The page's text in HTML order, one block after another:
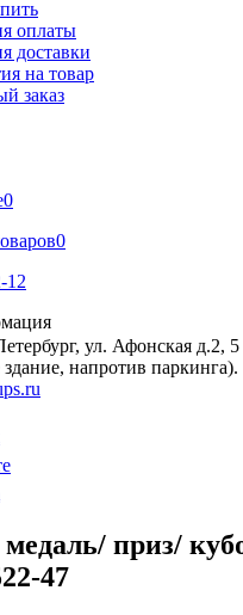
оплаты
доставки
на товар
заказ
0
0
12
ул. Афонская д.2,
напротив паркинга).
приз/
47